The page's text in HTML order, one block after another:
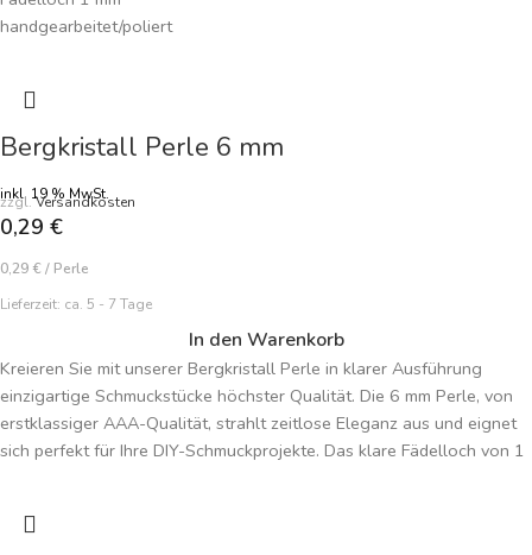
handgearbeitet/poliert
Bergkristall Perle 6 mm
inkl. 19 % MwSt.
zzgl.Versandkosten
0,29 €
0,29 € / Perle
Lieferzeit: ca. 5 - 7 Tage
In den Warenkorb
Kreieren Sie mit unserer Bergkristall Perle in klarer Ausführung
einzigartige Schmuckstücke höchster Qualität. Die 6 mm Perle, von
erstklassiger AAA-Qualität, strahlt zeitlose Eleganz aus und eignet
sich perfekt für Ihre DIY-Schmuckprojekte. Das klare Fädelloch von 1
Highlight Ihrer Malas und selbstgemachten Schmuckkreationen. Der